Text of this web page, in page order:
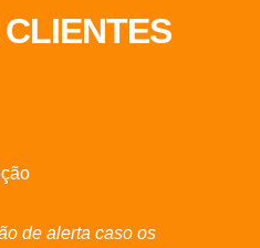
de alerta caso os